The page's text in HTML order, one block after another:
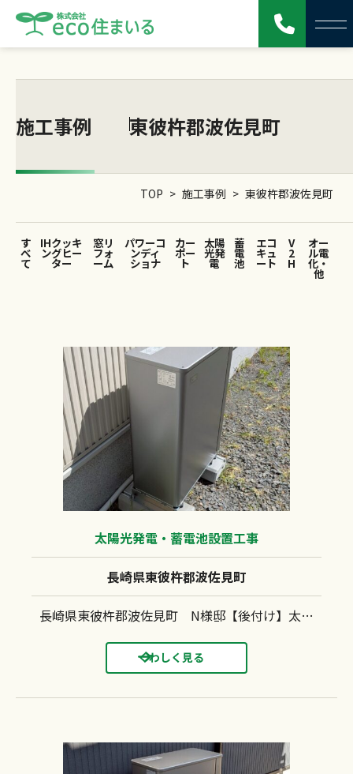
施工事例 東彼杵郡波佐見町
TOP > 施工事例 > 東彼杵郡波佐見町
す
べ
て
IHクッキ
ングヒー
ター
窓リ
フォ
ーム
パワーコ
ンディ
ショナ
カー
ポー
ト
太陽
光発
電
蓄
電
池
エコ
キュ
ート
V
2
H
オー
ル電
化・
他
太陽光発電・蓄電池設置工事
長崎県東彼杵郡波佐見町
長崎県東彼杵郡波佐見町 N様邸【後付け】太陽光発電システム(長州産業：CS-340B81)蓄電池（長州産業：CB-LMP127A)設置工事 金属折板屋根 キャッチ工法
くわしく見る